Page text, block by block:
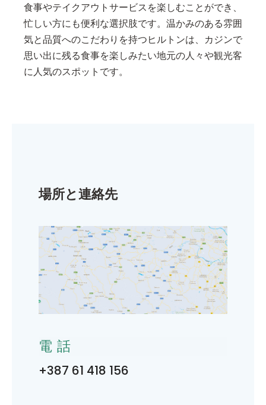
食事やテイクアウトサービスを楽しむことができ、
忙しい方にも便利な選択肢です。温かみのある雰囲
気と品質へのこだわりを持つヒルトンは、カジンで
思い出に残る食事を楽しみたい地元の人々や観光客
に人気のスポットです。
場所と連絡先
電話
+387 61 418 156